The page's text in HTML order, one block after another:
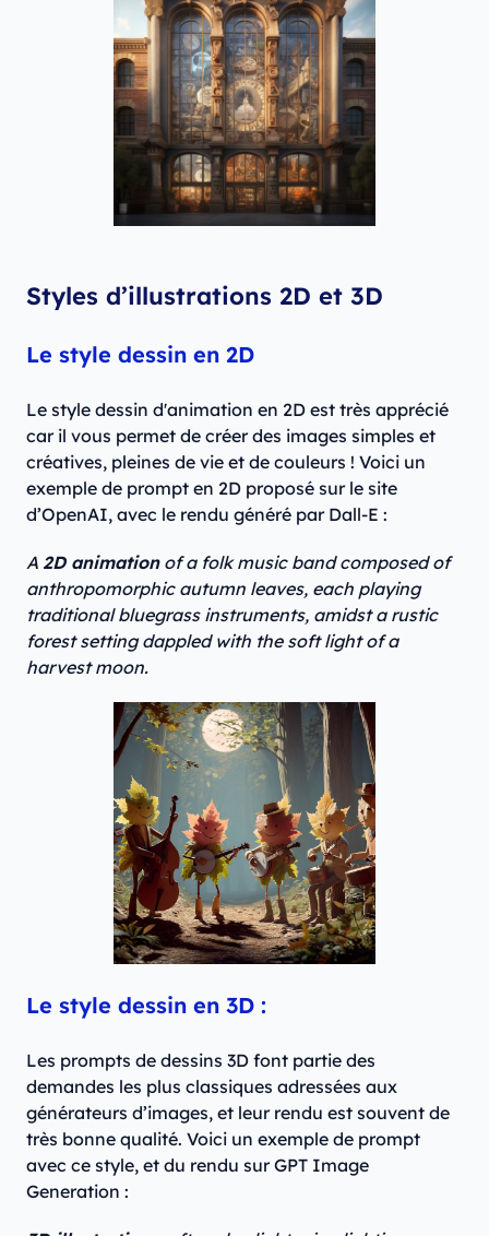
Styles d’illustrations 2D et 3D
Le style dessin en 2D
Le style dessin d'animation en 2D est très apprécié
car il vous permet de créer des images simples et
créatives, pleines de vie et de couleurs ! Voici un
exemple de prompt en 2D proposé sur le site
d’OpenAI, avec le rendu généré par Dall-E :
A 2D animationof a folk music band composed of
anthropomorphic autumn leaves, each playing
traditional bluegrass instruments, amidst a rustic
forest setting dappled with the soft light of a
harvest moon.
Le style dessin en 3D :
Les prompts de dessins 3D font partie des
demandes les plus classiques adressées aux
générateurs d’images, et leur rendu est souvent de
très bonne qualité. Voici un exemple de prompt
avec ce style, et du rendu sur GPT Image
Generation :